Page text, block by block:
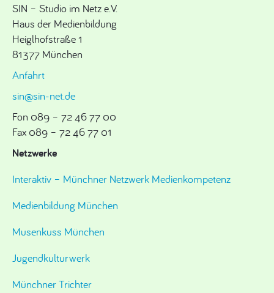
SIN – Studio im Netz e.V.
Haus der Medienbildung
Heiglhofstraße 1
81377 München
Anfahrt
sin@sin-net.de
Fon 089 – 72 46 77 00
Fax 089 – 72 46 77 01
Netzwerke
Interaktiv – Münchner Netzwerk Medienkompetenz
Medienbildung München
Musenkuss München
Jugendkulturwerk
Münchner Trichter